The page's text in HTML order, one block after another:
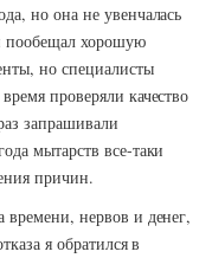
но она не увенчалась
пообещал хорошую
но специалисты
проверяли качество
запрашивали
мытарств все-таки
причин.
нервов и денег,
я обратился в